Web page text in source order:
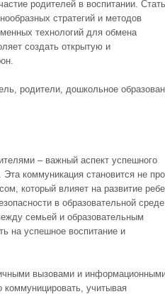
родителей в воспитании.
стратегий и методов
технологий для обмена
создать открытую и
родители, дошкольное
– важный аспект успешного
коммуникация становится не
который влияет на развитие
в образовательной
семьей и образовательным
на успешное воспитание и
вызовами и
учитывая